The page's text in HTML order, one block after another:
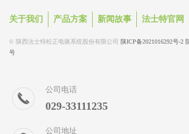
关于我们 产品方案 新闻故事 法士特官网
© 陕西法士特松正电驱系统股份有限公司 陕ICP备2021016292号-2
号
公司电话
029-33111235
公司地址